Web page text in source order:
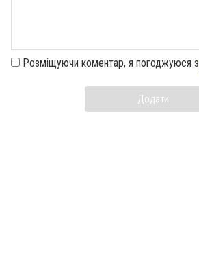
Розміщуючи коментар, я погоджуюся з
Додати